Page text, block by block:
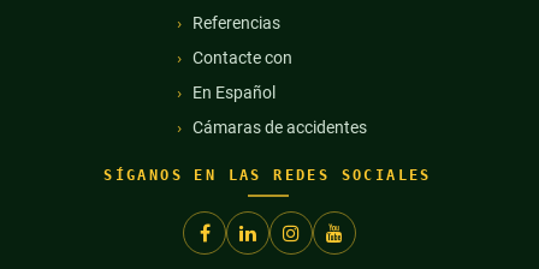
Referencias
Contacte con
En Español
Cámaras de accidentes
SÍGANOS EN LAS REDES SOCIALES